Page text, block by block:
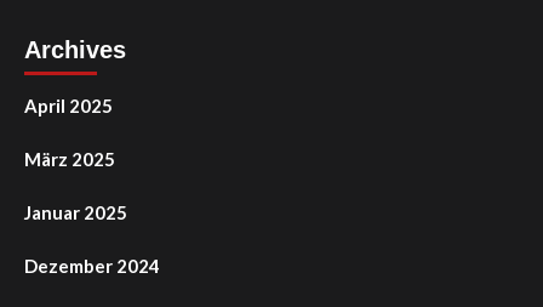
Archives
April 2025
März 2025
Januar 2025
Dezember 2024